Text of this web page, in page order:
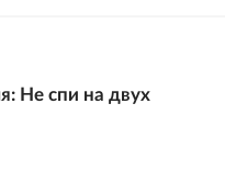
Не спи на двух